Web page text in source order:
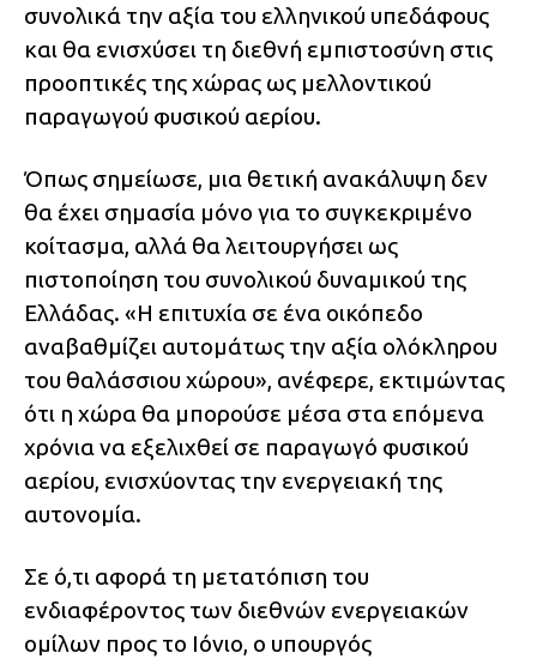
συνολικά την αξία του ελληνικού υπεδάφους
και θα ενισχύσει τη διεθνή εμπιστοσύνη στις
προοπτικές της χώρας ως μελλοντικού
παραγωγού φυσικού αερίου.
Όπως σημείωσε, μια θετική ανακάλυψη δεν
θα έχει σημασία μόνο για το συγκεκριμένο
κοίτασμα, αλλά θα λειτουργήσει ως
πιστοποίηση του συνολικού δυναμικού της
Ελλάδας. «Η επιτυχία σε ένα οικόπεδο
αναβαθμίζει αυτομάτως την αξία ολόκληρου
του θαλάσσιου χώρου», ανέφερε, εκτιμώντας
ότι η χώρα θα μπορούσε μέσα στα επόμενα
χρόνια να εξελιχθεί σε παραγωγό φυσικού
αερίου, ενισχύοντας την ενεργειακή της
αυτονομία.
Σε ό,τι αφορά τη μετατόπιση του
ενδιαφέροντος των διεθνών ενεργειακών
ομίλων προς το Ιόνιο, ο υπουργός